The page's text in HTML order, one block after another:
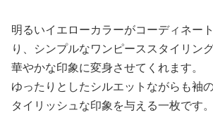
明るいイエローカラーがコーディネー
り、シンプルなワンピーススタイリン
華やかな印象に変身させてくれます。
ゆったりとしたシルエットながらも袖
タイリッシュな印象を与える一枚です。